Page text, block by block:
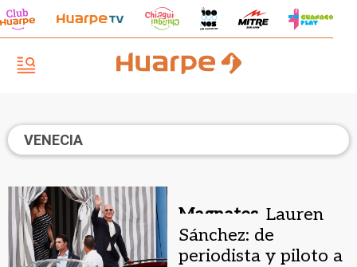
VENECIA
Magnates. Lauren
Sánchez: de
periodista y piloto a